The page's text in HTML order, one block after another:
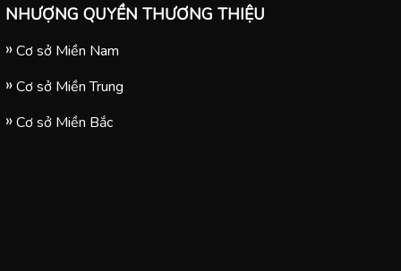
NHƯỢNG QUYỀN THƯƠNG THIỆU
Cơ sở Miền Nam
Cơ sở Miền Trung
Cơ sở Miền Bắc